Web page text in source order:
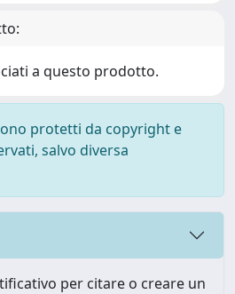
a questo prodotto.
protetti da copyright e
salvo diversa
per citare o creare un